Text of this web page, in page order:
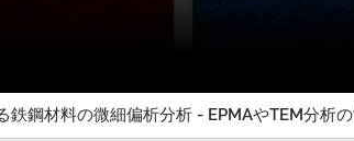
鉄鋼材料の微細偏析分析 - EPMAやTEM分析